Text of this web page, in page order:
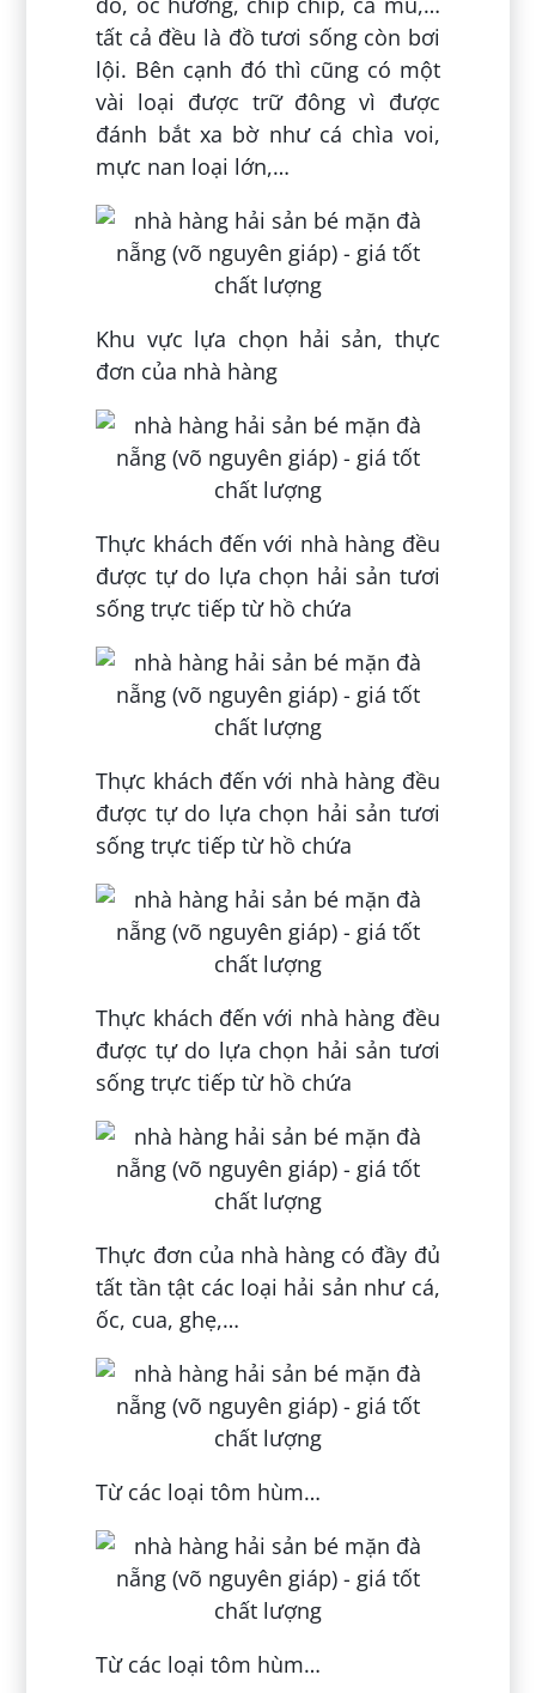
tất cả đều là đồ tươi sống còn bơi
lội. Bên cạnh đó thì cũng có một
vài loại được trữ đông vì được
đánh bắt xa bờ như cá chìa voi,
mực nan loại lớn,…
Khu vực lựa chọn hải sản, thực
đơn của nhà hàng
Thực khách đến với nhà hàng đều
được tự do lựa chọn hải sản tươi
sống trực tiếp từ hồ chứa
Thực khách đến với nhà hàng đều
được tự do lựa chọn hải sản tươi
sống trực tiếp từ hồ chứa
Thực khách đến với nhà hàng đều
được tự do lựa chọn hải sản tươi
sống trực tiếp từ hồ chứa
Thực đơn của nhà hàng có đầy đủ
tất tần tật các loại hải sản như cá,
ốc, cua, ghẹ,…
Từ các loại tôm hùm…
Từ các loại tôm hùm…